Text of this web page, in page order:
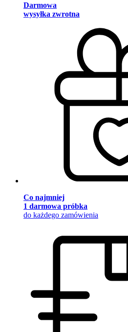
Darmowa
wysyłka zwrotna
Co najmniej
1 darmowa próbka
do każdego zamówienia